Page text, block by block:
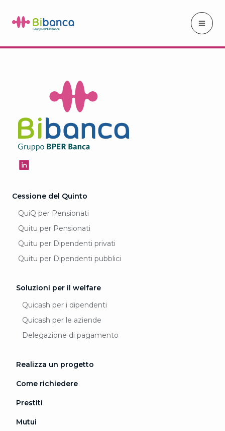
Cessione del Quinto
QuiQ per Pensionati
Quitu per Pensionati
Quitu per Dipendenti privati
Quitu per Dipendenti pubblici
Soluzioni per il welfare
Quicash per i dipendenti
Quicash per le aziende
Delegazione di pagamento
Realizza un progetto
Come richiedere
Prestiti
Mutui